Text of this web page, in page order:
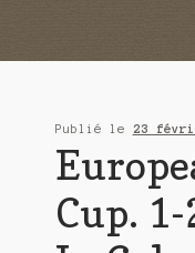
Publié le 23
Cup.